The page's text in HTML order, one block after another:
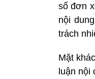
số đơn
nội
trách
Mặt
luận nội